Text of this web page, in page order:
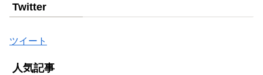
Twitter
ツイート
人気記事